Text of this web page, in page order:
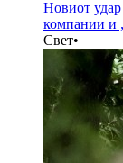
Новиот
компании и
Свет•